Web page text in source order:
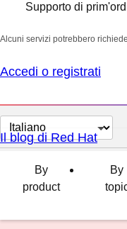
Supporto di
Alcuni servizi potrebbero
Accedi o registrati
Cambia
lingua
Il blog di Red Hat
By
product
By